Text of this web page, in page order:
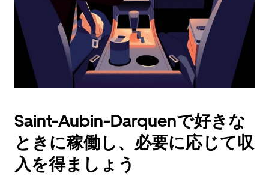
を
選
択
す。
ン
で
カ
レ
ン
Saint-Aubin-Darquenで好きな
ときに稼働し、必要に応じて収
入を得ましょう